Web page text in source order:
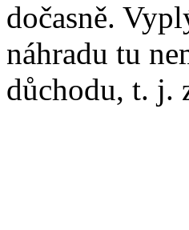
dočasně.
náhradu tu
důchodu, t. j.